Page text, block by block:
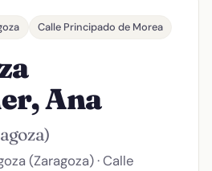
Calle Principado de Morea
Ana
(Zaragoza) · Calle